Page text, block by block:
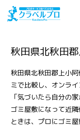
秋田県北秋田
秋田県北秋田郡上小
ミで比較し、オンライ
「気づいたら自分の
ゴミ屋敷になって近
ときは、プロにゴミ